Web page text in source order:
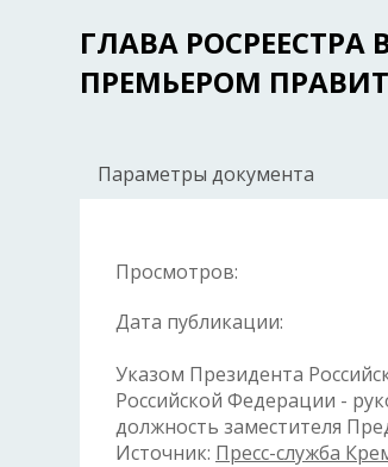
ГЛАВА
ПРЕМЬЕРОМ
Параметры документа
Просмотров:
Дата публикации:
Указом Президента
Российской Федерации -
должность заместителя
Источник: Пресс-служба